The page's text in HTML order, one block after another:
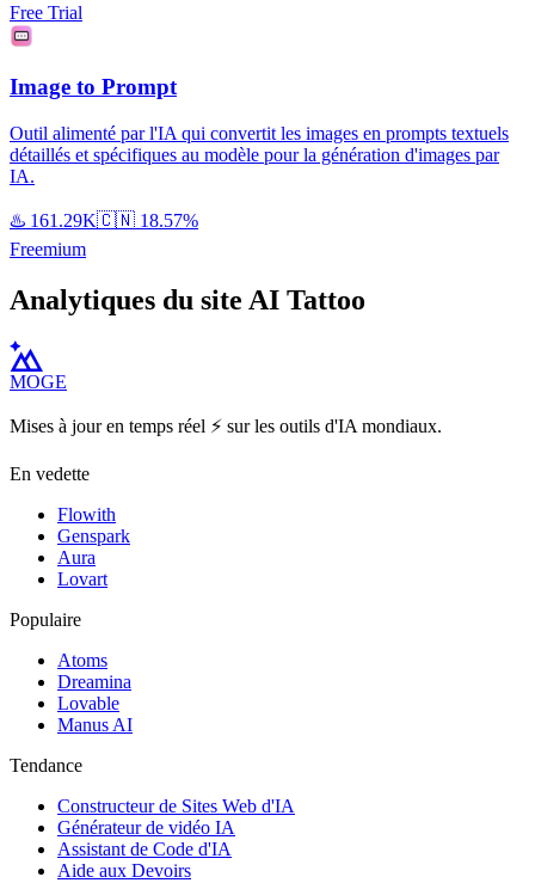
Free Trial
Image to Prompt
Outil alimenté par l'IA qui convertit les images en prompts textuels
détaillés et spécifiques au modèle pour la génération d'images par
IA.
♨️ 161.29K🇨🇳 18.57%
Freemium
Analytiques du site AI Tattoo
MOGE
Mises à jour en temps réel ⚡️ sur les outils d'IA mondiaux.
En vedette
Flowith
Genspark
Aura
Lovart
Populaire
Atoms
Dreamina
Lovable
Manus AI
Tendance
Constructeur de Sites Web d'IA
Générateur de vidéo IA
Assistant de Code d'IA
Aide aux Devoirs